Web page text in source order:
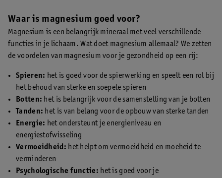
Waar is magnesium goed voor?
Magnesium is een belangrijk mineraal met veel verschillende
functies in je lichaam. Wat doet magnesium allemaal? We zetten
de voordelen van magnesium voor je gezondheid op een rij:
Spieren: het is goed voor de spierwerking en speelt een rol bij
het behoud van sterke en soepele spieren
Botten: het is belangrijk voor de samenstelling van je botten
Tanden: het is van belang voor de opbouw van sterke tanden
Energie: het ondersteunt je energieniveau en
energiestofwisseling
Vermoeidheid: het helpt om vermoeidheid en moeheid te
verminderen
Psychologische functie: het is goed voor je